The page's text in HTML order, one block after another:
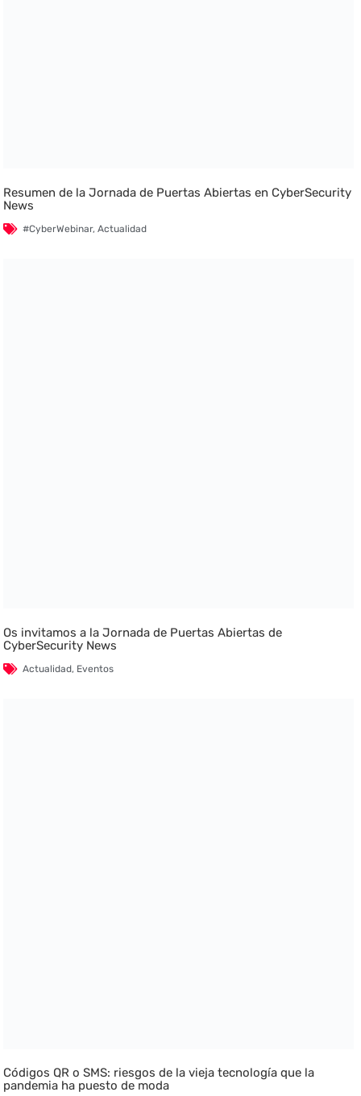
Resumen de la Jornada de Puertas Abiertas en CyberSecurity
News
#CyberWebinar,Actualidad
Os invitamos a la Jornada de Puertas Abiertas de
CyberSecurity News
Actualidad, Eventos
Códigos QR o SMS: riesgos de la vieja tecnología que la
pandemia ha puesto de moda